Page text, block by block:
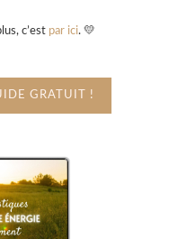
c’est par ici. 💛
GRATUIT !